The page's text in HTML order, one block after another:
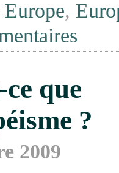
Europe,
que
?
2009